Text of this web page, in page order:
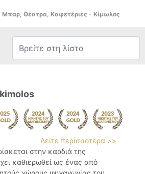
Μπαρ, Θέατρα, Καφετέριες - Κίμωλος
Δείτε περισσότερα >>
στην καρδιά της
καθιερωθεί ως ένας από